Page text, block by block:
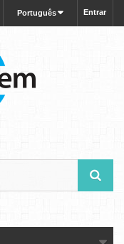
Entrar
Português